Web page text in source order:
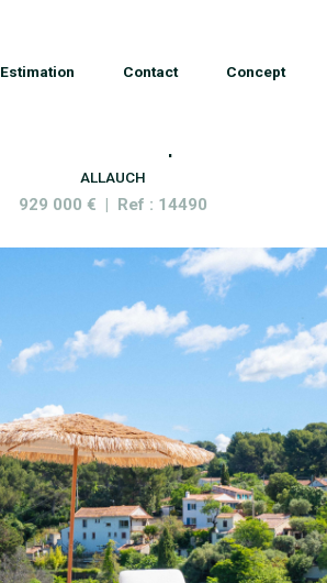
Estimation Contact Concept
ALLAUCH
929 000 € | Ref : 14490